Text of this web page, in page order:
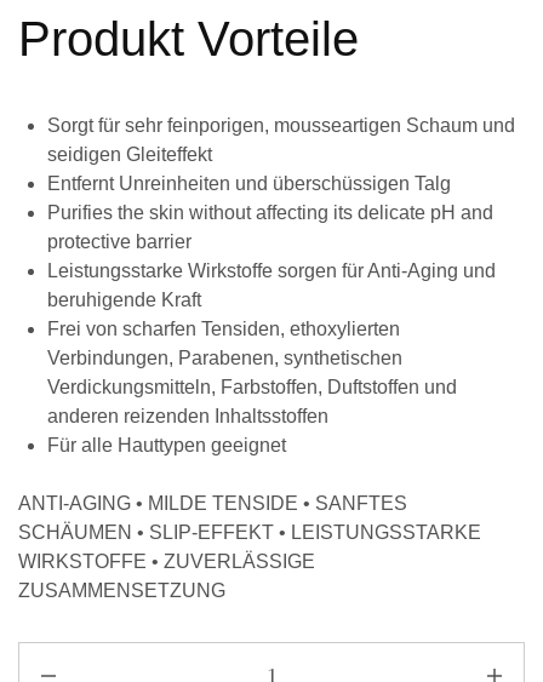
Produkt Vorteile
Sorgt für sehr feinporigen, mousseartigen Schaum und
seidigen Gleiteffekt
Entfernt Unreinheiten und überschüssigen Talg
Purifies the skin without affecting its delicate pH and
protective barrier
Leistungsstarke Wirkstoffe sorgen für Anti-Aging und
beruhigende Kraft
Frei von scharfen Tensiden, ethoxylierten
Verbindungen, Parabenen, synthetischen
Verdickungsmitteln, Farbstoffen, Duftstoffen und
anderen reizenden Inhaltsstoffen
Für alle Hauttypen geeignet
ANTI-AGING • MILDE TENSIDE • SANFTES
SCHÄUMEN • SLIP-EFFEKT • LEISTUNGSSTARKE
WIRKSTOFFE • ZUVERLÄSSIGE
ZUSAMMENSETZUNG